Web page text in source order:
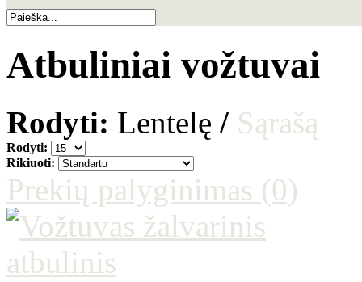
Atbuliniai vožtuvai
Rodyti: Lentelę / Sąrašą
Rodyti:
Rikiuoti:
Prekių palyginimas (0)